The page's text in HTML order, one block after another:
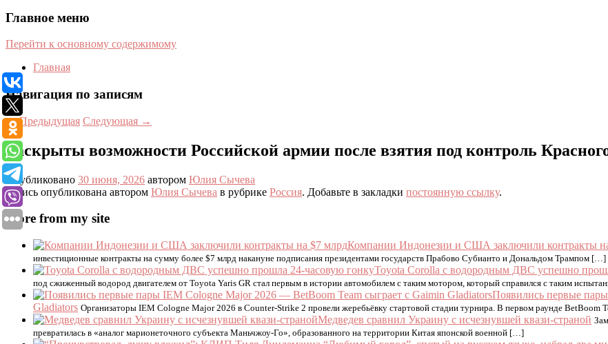
Главное меню
Перейти к основному содержимому
Главная
Навигация по записям
←Предыдущая Следующая →
Раскрыты возможности Российской армии после взятия под контроль
Опубликовано 30 июня, 2026 автором Юлия Сычева
Запись опубликована автором Юлия Сычева в рубрике Россия. Добавьте в закладки постоянную ссылку.
More from my site
Компании Индонезии и США заключили контракты
инвестиционные контракты на сумму более $7 млрд накануне подписания президентами государств Прабово Субианто и Дональдом Трампом […]
Toyota Corolla с водородным ДВС успешно
под сжиженный водород двигателем от Toyota Yaris GR стал первым в истории автомобилем с таким мотором, который справился с таким
Появились первые
Gladiators Организаторы IEM Cologne Major 2026 в Counter-Strike 2 провели жеребьёвку стартовой стадии турнира. В первом раунде BetBoom
Медведев сравнил Украину с исчезнувшей квази-страной
превратилась в «аналог марионеточного субъекта Маньчжоу-Го», образованного на территории Китая японской военной […]